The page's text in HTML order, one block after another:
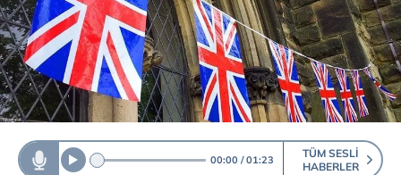
00:00 01:23
TÜM SESLI
HABERLER